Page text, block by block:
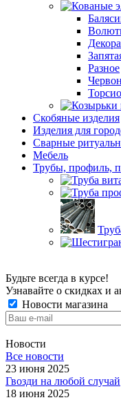
Разное
Скобяные изделия
Изделия для
Сварные
Мебель
Трубы, профиль,
Будьте всегда в курсе!
Узнавайте о скидках и
Новости магазина
Новости
Все новости
23 июня 2025
Гвозди на любой случай
18 июня 2025